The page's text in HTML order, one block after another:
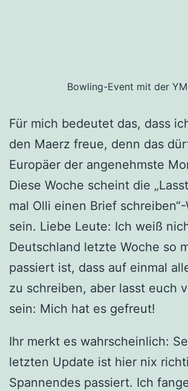
Bowling-Event mit der
Für mich bedeutet das, dass
den Maerz freue, denn das
Europäer der angenehmste
Diese Woche scheint die
mal Olli einen Brief
sein. Liebe Leute: Ich weiß
Deutschland letzte Woche so
passiert ist, dass auf einmal
zu schreiben, aber lasst euch
sein: Mich hat es gefreut!
Ihr merkt es wahrscheinlich:
letzten Update ist hier nix
Spannendes passiert. Ich